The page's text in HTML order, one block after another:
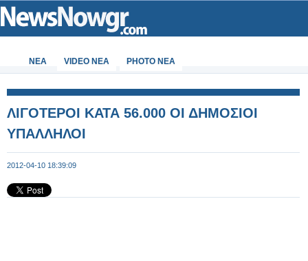
ΝΕΑ VIDEO NEA PHOTO NEA
ΛΙΓΟΤΕΡΟΙ ΚΑΤΑ 56.000 ΟΙ ΔΗΜΟΣΙΟΙ
ΥΠΑΛΛΗΛΟΙ
2012-04-10 18:39:09